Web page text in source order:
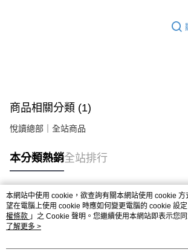
商品相關分類 (1)
悅讀總部｜全站商品
本分類熱銷全站排行
熱門標籤
本網站中使用 cookie，欲查詢有關本網站使用 cookie
望在電腦上使用 cookie 時應如何變更電腦的 cookie 設
權條款 」之 Cookie 聲明。您繼續使用本網站即表示您
用條款之 Cookie 聲明使用 cookie。
了解更多 >